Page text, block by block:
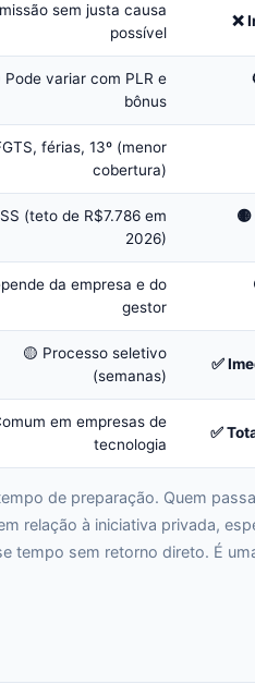
sem justa causa
possível
❌
Pode variar com PLR e
bônus
férias, 13º (menor
cobertura)
(teto de R$7.786 em
2026)
da empresa e do
gestor
🟡 Processo seletivo
(semanas)
✅
em empresas de
tecnologia
✅
de preparação. Quem
relação à iniciativa privada,
tempo sem retorno direto. É